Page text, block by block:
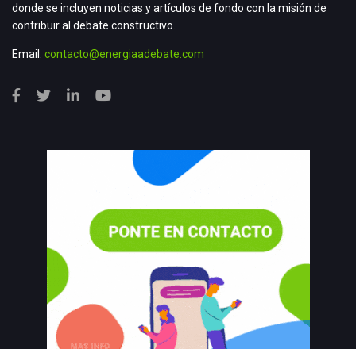
donde se incluyen noticias y artículos de fondo con la misión de
contribuir al debate constructivo.
Email: contacto@energiaadebate.com